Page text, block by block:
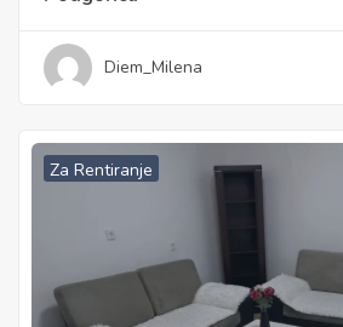
Diem_Milena
Za Rentiranje